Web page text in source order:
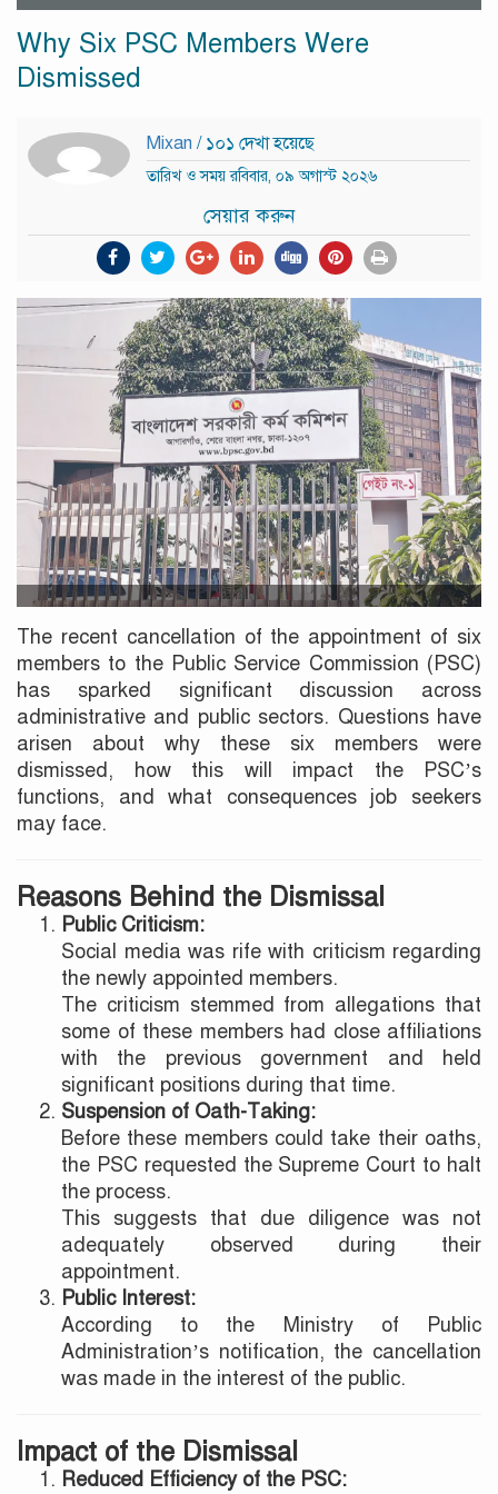
Why Six PSC Members Were
Dismissed
Mixan / ১০১ দেখা হয়েছে
তারিখ ও সময় রবিবার, ০৯ অগাস্ট ২০২৬
সেয়ার করুন
The recent cancellation of the appointment of six
members to the Public Service Commission (PSC)
has sparked significant discussion across
administrative and public sectors. Questions have
arisen about why these six members were
dismissed, how this will impact the PSC’s
functions, and what consequences job seekers
may face.
Reasons Behind the Dismissal
Public Criticism:
Social media was rife with criticism regarding
the newly appointed members.
The criticism stemmed from allegations that
some of these members had close affiliations
with the previous government and held
significant positions during that time.
Suspension of Oath-Taking:
Before these members could take their oaths,
the PSC requested the Supreme Court to halt
the process.
This suggests that due diligence was not
adequately observed during their
appointment.
Public Interest:
According to the Ministry of Public
Administration’s notification, the cancellation
was made in the interest of the public.
Impact of the Dismissal
Reduced Efficiency of the PSC: